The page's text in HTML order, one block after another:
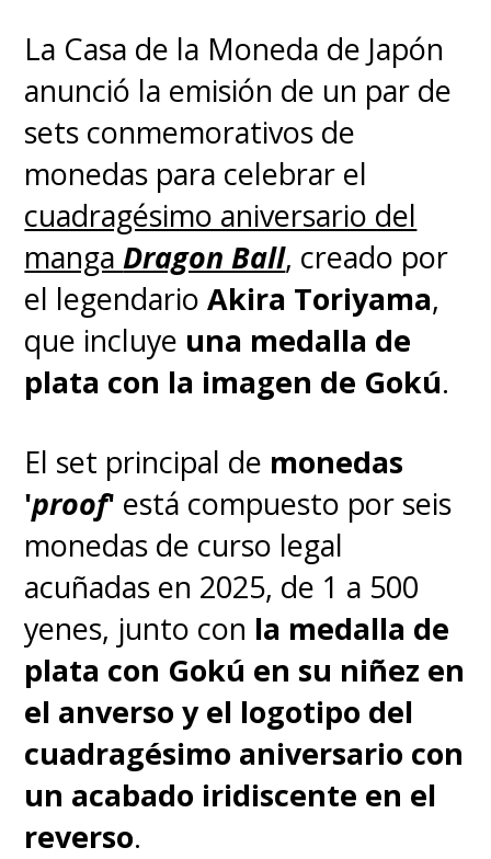
— Toei Animation Latinoamérica (@ToeiAnimationLA)
May 9, 2025
Otro dato: el día previo,5/8
elDía de Gohan; y el día
siguiente, el5/10, es elDía de
Goten. Toda la familia celebrada
durante tres días seguidos.
de Gokú, muchos prefieren
celebrar aPiccolo, ya queun 9
de mayo fue el día en el que
el personaje se declaró Gran
Rey Demonio Piccolo en
Dragon Ball.¿Algo mejor que
dos celebraciones?
La Casa de la Moneda de Japón
anunció la emisión de un par de
sets conmemorativos de
monedas para celebrar el
cuadragésimo aniversario del
mangaDragon Ball, creado por
el legendarioAkira Toriyama,
que incluye una medalla de
plata con la imagen de Gokú.
El set principal de monedas
'proof' está compuesto por seis
monedas de curso legal
acuñadas en 2025, de 1 a 500
yenes, junto con la medalla de
plata con Gokú en su niñez en
el anverso y el logotipo del
cuadragésimo aniversario con
un acabado iridiscente en el
reverso.